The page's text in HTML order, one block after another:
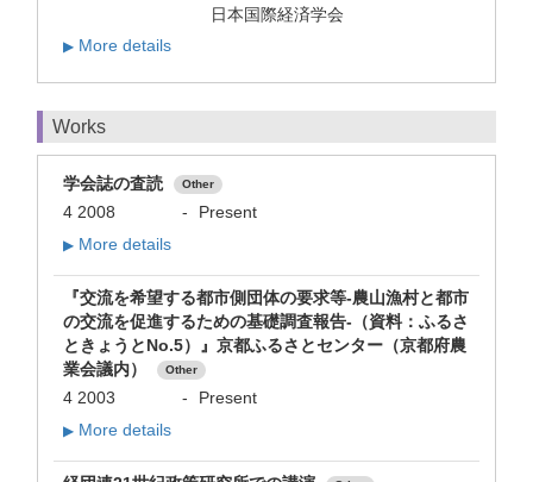
日本国際経済学会
▶ More details
Works
学会誌の査読 Other
4 2008 - Present
▶ More details
『交流を希望する都市側団体の要求等-農山漁村と都市
の交流を促進するための基礎調査報告-（資料：ふるさ
ときょうとNo.5）』京都ふるさとセンター（京都府農
業会議内）
Other
4 2003 - Present
▶ More details